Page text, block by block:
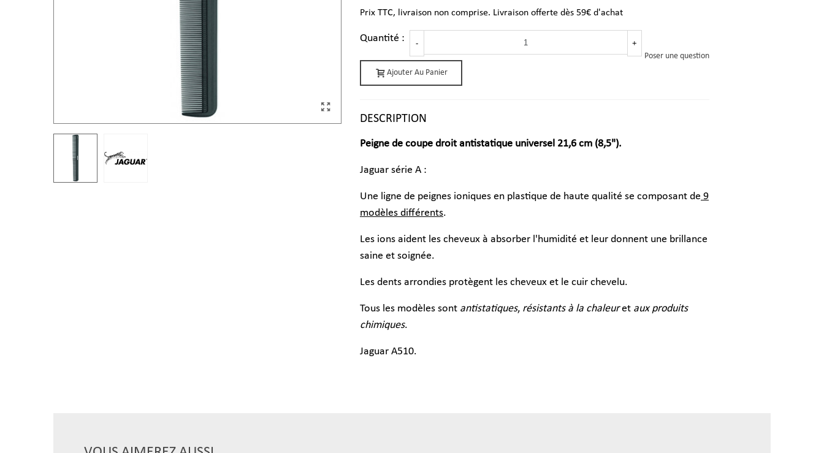
Prix TTC, livraison non comprise. Livraison offerte dès 59€ d'achat
Quantité : - +
Ajouter Au Panier
Poser une question
DESCRIPTION
Peigne de coupe droit antistatique universel 21,6 cm (8,5").
Jaguar série A :
Une ligne de peignes ioniques en plastique de haute qualité se composant de 9
modèles différents.
Les ions aident les cheveux à absorber l'humidité et leur donnent une brillance
saine et soignée.
Les dents arrondies protègent les cheveux et le cuir chevelu.
Tous les modèles sont antistatiques, résistants à la chaleuret aux produits
chimiques.
Jaguar A510.